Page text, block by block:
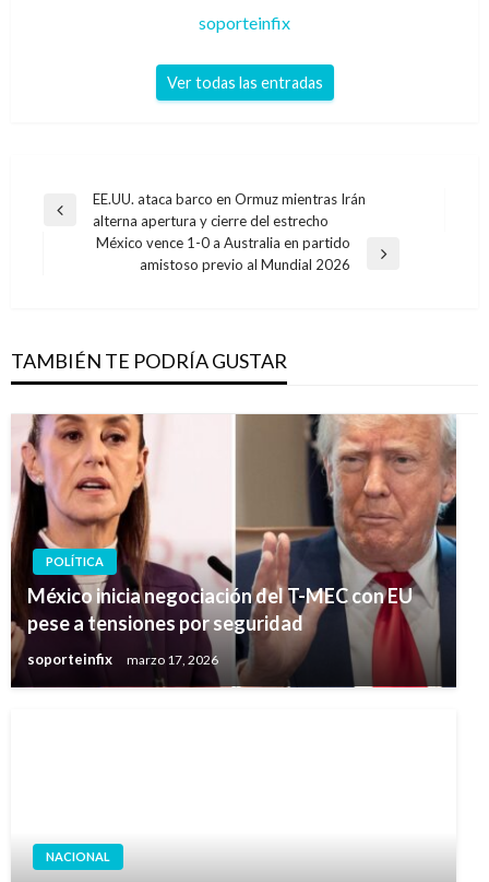
soporteinfix
Ver todas las entradas
Navegación
Entrada
EE.UU. ataca barco en Ormuz mientras Irán
alterna apertura y cierre del estrecho
México vence 1-0 a Australia en partido
amistoso previo al Mundial 2026
TAMBIÉN TE PODRÍA GUSTAR
POLÍTICA
México inicia negociación del T-MEC con EU
pese a tensiones por seguridad
soporteinfix marzo 17, 2026
NACIONAL